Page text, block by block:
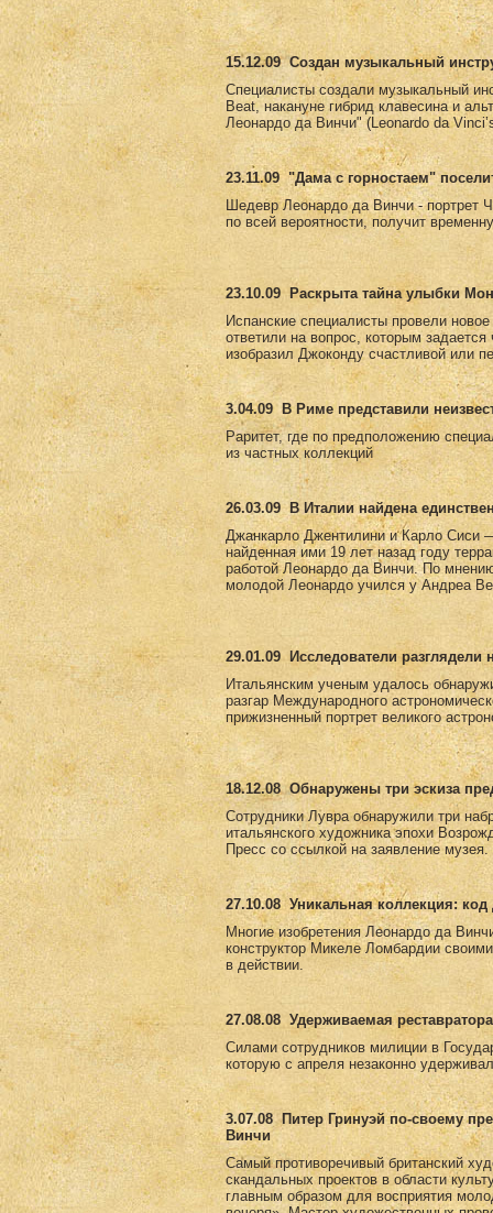
15.12.09 Создан музыкальный
Специалисты создали музыкальный
Beat, накануне гибрид клавесина и
Леонардо да Винчи" (Leonardo da
23.11.09 "Дама с горностаем"
Шедевр Леонардо да Винчи - портрет
по всей вероятности, получит
23.10.09
Раскрыта тайна улыбки
Испанские специалисты провели
ответили на вопрос, которым
изобразил Джоконду счастливой или
3.04.09 В Риме представили
Раритет, где по предположению
из частных коллекций
26.03.09
В Италии найдена
Джанкарло Джентилини и Карло Сиси
найденная ими 19 лет назад году
работой Леонардо да Винчи. По
молодой Леонардо учился у Андреа
29.01.09
Исследователи
Итальянским ученым удалось
разгар Международного
прижизненный портрет великого
18.12.08 Обнаружены три эскиза
Сотрудники Лувра обнаружили три
итальянского художника эпохи
Пресс со ссылкой на заявление музея.
27.10.08 Уникальная коллекция:
Многие изобретения Леонардо да
конструктор Микеле Ломбардии
в действии.
27.08.08 Удерживаемая
Силами сотрудников милиции в
которую с апреля незаконно
3.07.08
Питер Гринуэй по-своему
Винчи
Самый противоречивый британский
скандальных проектов в области
главным образом для восприятия